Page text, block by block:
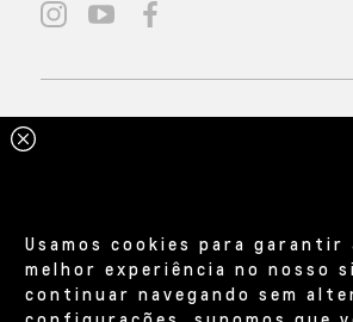
Usamos cookies para garantir
melhor experiência no nosso
continuar navegando sem